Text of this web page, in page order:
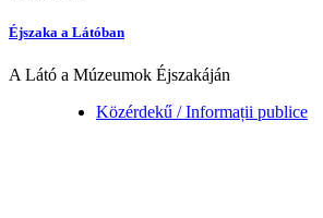
Éjszaka a Látóban
A Látó a Múzeumok Éjszakáján
Közérdekű / Informații publice